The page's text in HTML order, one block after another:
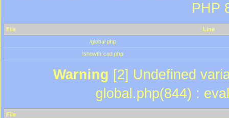
PHP
File
Line
/global.php
/showthread.php
Warning [2] Undefined
global.php(844) :
File